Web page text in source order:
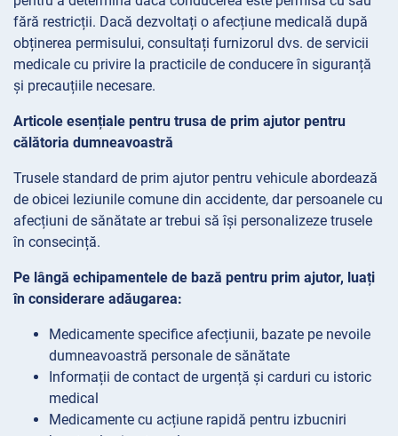
fără restricții. Dacă dezvoltați o afecțiune medicală după
obținerea permisului, consultați furnizorul dvs. de servicii
medicale cu privire la practicile de conducere în siguranță
și precauțiile necesare.
Articole esențiale pentru trusa de prim ajutor pentru
călătoria dumneavoastră
Trusele standard de prim ajutor pentru vehicule abordează
de obicei leziunile comune din accidente, dar persoanele cu
afecțiuni de sănătate ar trebui să își personalizeze trusele
în consecință.
Pe lângă echipamentele de bază pentru prim ajutor, luați
în considerare adăugarea:
Medicamente specifice afecțiunii, bazate pe nevoile
dumneavoastră personale de sănătate
Informații de contact de urgență și carduri cu istoric
medical
Medicamente cu acțiune rapidă pentru izbucniri